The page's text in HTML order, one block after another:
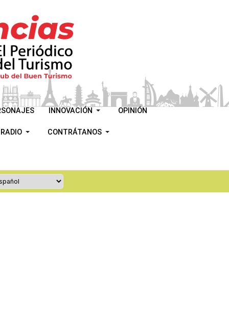
INNOVACIÓN OPINIÓN
CONTRÁTANOS